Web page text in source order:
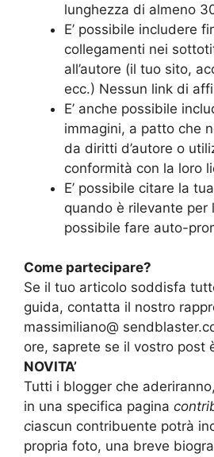
lunghezza di almeno
E’ possibile includere
collegamenti nei
all’autore (il tuo sito,
ecc.) Nessun link di
E’ anche possibile
immagini, a patto che
da diritti d’autore o
conformità con la loro
E’ possibile citare la
quando è rilevante per
possibile fare auto-
Come partecipare?
Se il tuo articolo soddisfa
guida, contatta il nostro
massimiliano@
ore, saprete se il vostro post
NOVITA’
Tutti i blogger che
in una specifica pagina
ciascun contribuente potrà
propria foto, una breve